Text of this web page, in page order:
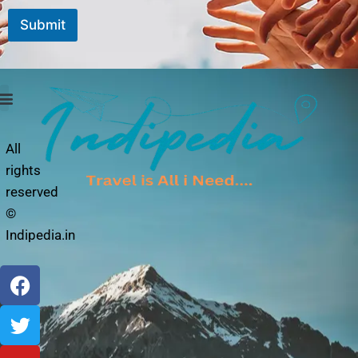
a
l
Submit
All
rights
reserved
©
Indipedia.in